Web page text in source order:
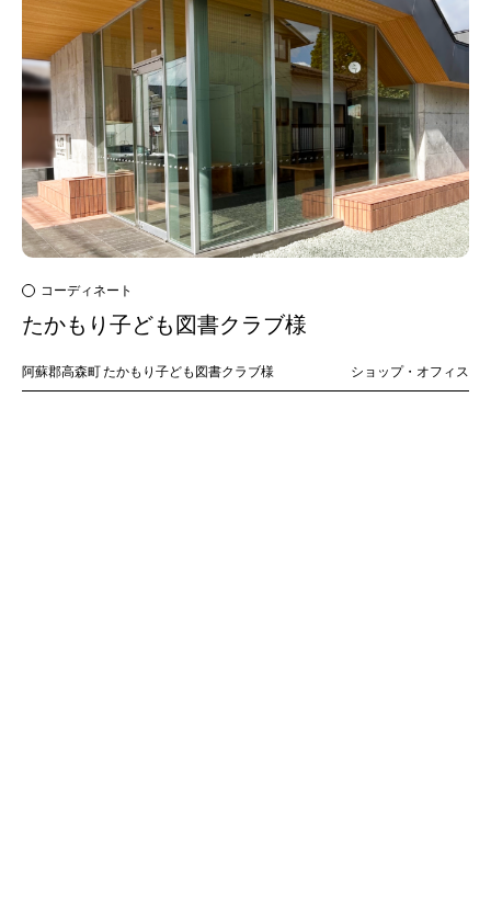
コーディネート
たかもり子ども図書クラブ様
阿蘇郡高森町たかもり子ども図書クラブ様 ショップ・オフィス